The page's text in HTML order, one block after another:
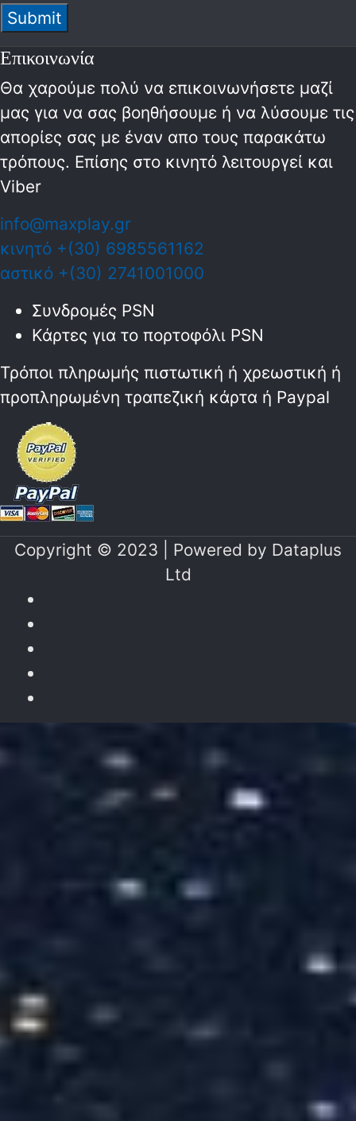
Επικοινωνία
Θα χαρούμε πολύ να επικοινωνήσετε μαζί
μας για να σας βοηθήσουμε ή να λύσουμε τις
απορίες σας με έναν απο τους παρακάτω
τρόπους. Επίσης στο κινητό λειτoυργεί και
Viber
info@maxplay.gr
κινητό +(30) 6985561162
αστικό +(30) 2741001000
Συνδρομές PSN
Κάρτες για το πορτοφόλι PSN
Τρόποι πληρωμής πιστωτική ή χρεωστική ή
προπληρωμένη τραπεζική κάρτα ή Paypal
Copyright © 2023 | Powered by Dataplus
Ltd